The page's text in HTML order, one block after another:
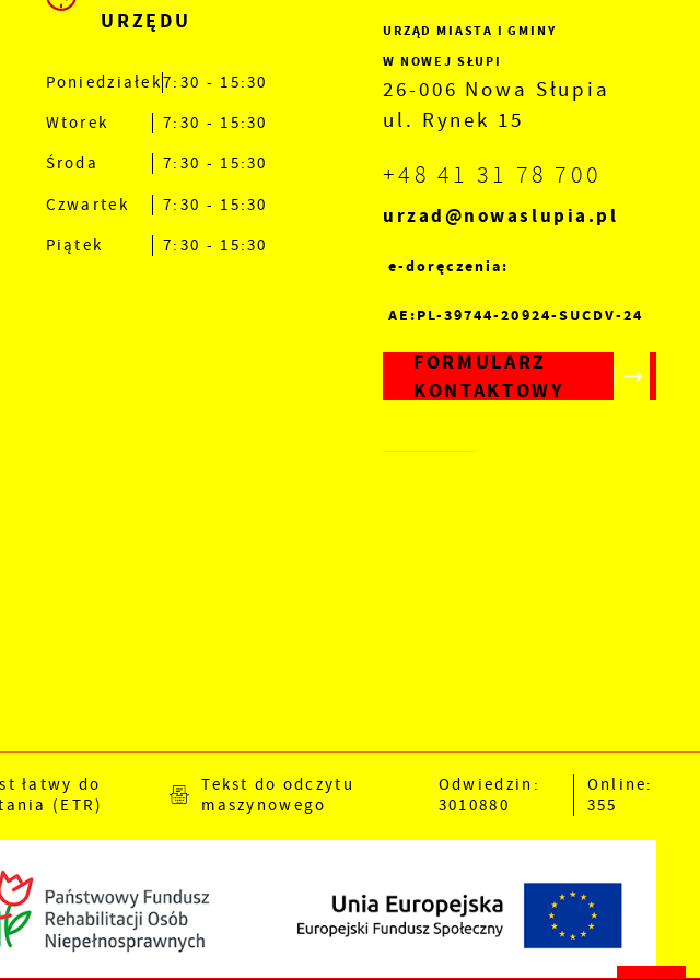
URZĘDU
Poniedziałek7:30 - 15:30
Wtorek
7:30 - 15:30
Środa
7:30 - 15:30
Czwartek
7:30 - 15:30
Piątek
7:30 - 15:30
URZĄD MIASTA I GMINY
W NOWEJ SŁUPI
26-006 Nowa Słupia
ul. Rynek 15
+48 41 31 78 700
urzad@nowaslupia.pl
e-doręczenia:
AE:PL-39744-20924-SUCDV-24
FORMULARZ
KONTAKTOWY
łatwy do
(ETR)
Tekst do odczytu
maszynowego
Odwiedzin:
3010880
Online:
355